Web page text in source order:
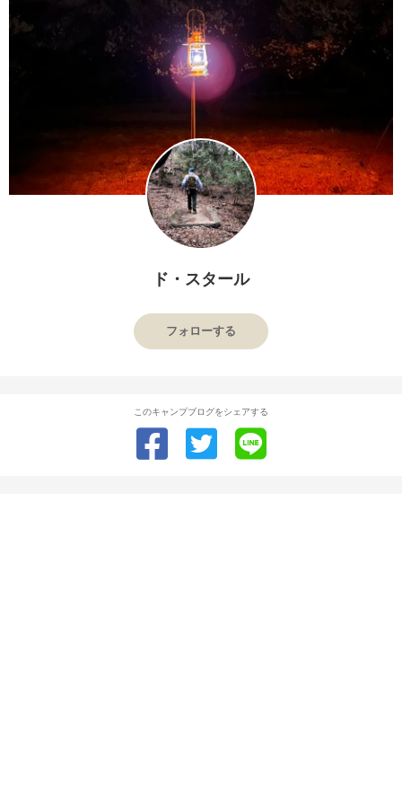
ド・スタール
フォローする
このキャンプブログをシェアする